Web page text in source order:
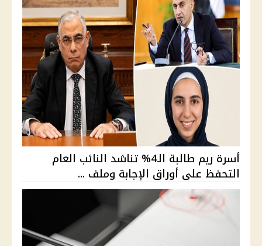
أسرة ريم طالبة الـ4% تناشد النائب العام
التحفظ على أوراق الإجابة وملف ...